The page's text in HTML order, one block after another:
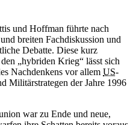
und Hoffman führte nach
breiten Fachdiskussion und
Debatte. Diese kurz
„hybriden Krieg“ lässt sich
Nachdenkens vor allem US-
Militärstrategen der Jahre 1996
war zu Ende und neue,